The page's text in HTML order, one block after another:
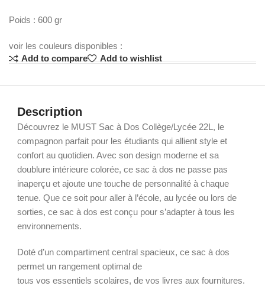
Poids : 600 gr
voir les couleurs disponibles :
Add to compare
Add to wishlist
Description
Découvrez le MUST Sac à Dos Collège/Lycée 22L, le
compagnon parfait pour les étudiants qui allient style et
confort au quotidien. Avec son design moderne et sa
doublure intérieure colorée, ce sac à dos ne passe pas
inaperçu et ajoute une touche de personnalité à chaque
tenue. Que ce soit pour aller à l’école, au lycée ou lors de
sorties, ce sac à dos est conçu pour s’adapter à tous les
environnements.
Doté d’un compartiment central spacieux, ce sac à dos
permet un rangement optimal de
tous vos essentiels scolaires, de vos livres aux fournitures.